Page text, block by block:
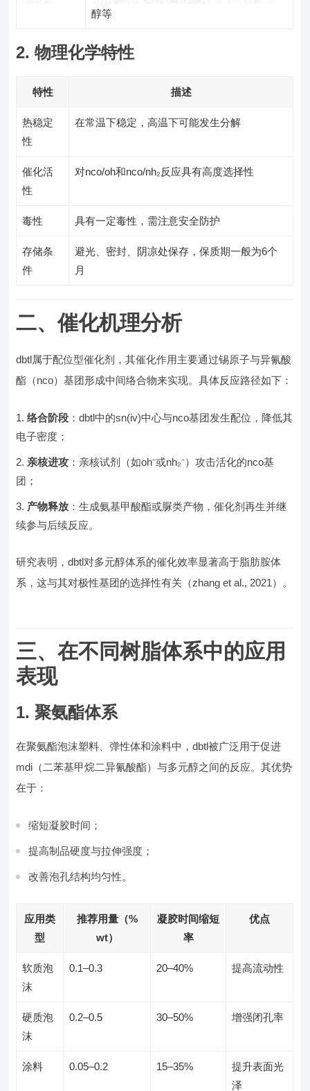
醇等
2. 物理化学特性
特性 描述
热稳定
性
在常温下稳定，高温下可能发生分解
催化活
性
对nco/oh和nco/nh₂反应具有高度选择性
毒性 具有一定毒性，需注意安全防护
存储条
件
避光、密封、阴凉处保存，保质期一般为6个
月
二、催化机理分析
dbtl属于配位型催化剂，其催化作用主要通过锡原子与异氰酸
酯（nco）基团形成中间络合物来实现。具体反应路径如下：
络合阶段 ：dbtl中的sn(iv)中心与nco基团发生配位，降低其
电子密度；
亲核进攻 ：亲核试剂（如oh⁻或nh₂⁻）攻击活化的nco基
团；
产物释放 ：生成氨基甲酸酯或脲类产物，催化剂再生并继
续参与后续反应。
研究表明，dbtl对多元醇体系的催化效率显著高于脂肪胺体
系，这与其对极性基团的选择性有关（zhang et al., 2021）。
三、在不同树脂体系中的应用
表现
1. 聚氨酯体系
在聚氨酯泡沫塑料、弹性体和涂料中，dbtl被广泛用于促进
mdi（二苯基甲烷二异氰酸酯）与多元醇之间的反应。其优势
在于：
缩短凝胶时间；
提高制品硬度与拉伸强度；
改善泡孔结构均匀性。
应用类
型
推荐用量（%
wt）
凝胶时间缩短
率
优点
软质泡
沫
0.1–0.3 20–40% 提高流动性
硬质泡
沫
0.2–0.5 30–50% 增强闭孔率
涂料 0.05–0.2 15–35%
提升表面光
泽